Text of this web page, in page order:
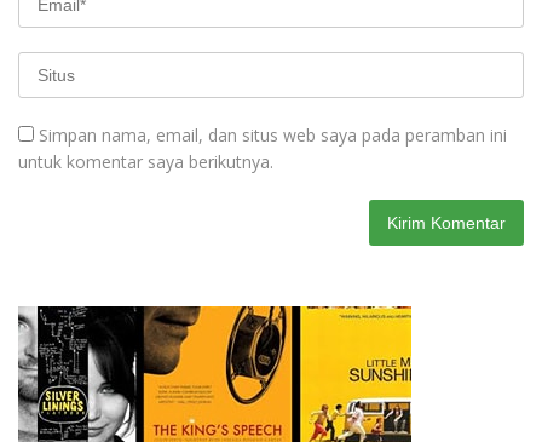
Simpan nama, email, dan situs web saya pada peramban ini
untuk komentar saya berikutnya.